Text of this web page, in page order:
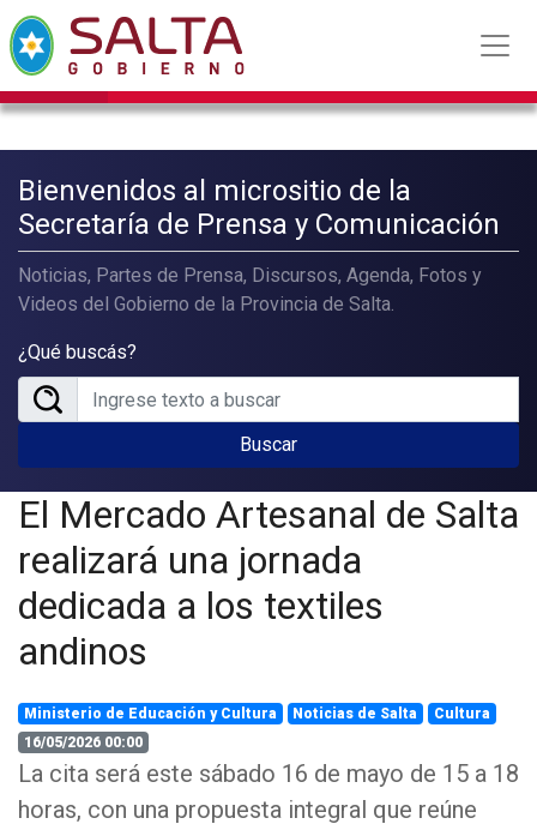
Bienvenidos al micrositio de la
Secretaría de Prensa y Comunicación
Noticias, Partes de Prensa, Discursos, Agenda, Fotos y
Videos del Gobierno de la Provincia de Salta.
¿Qué buscás?
Buscar
El Mercado Artesanal de Salta
realizará una jornada
dedicada a los textiles
andinos
Ministerio de Educación y Cultura Noticias de Salta
Cultura
16/05/2026 00:00
La cita será este sábado 16 de mayo de 15 a 18
horas, con una propuesta integral que reúne